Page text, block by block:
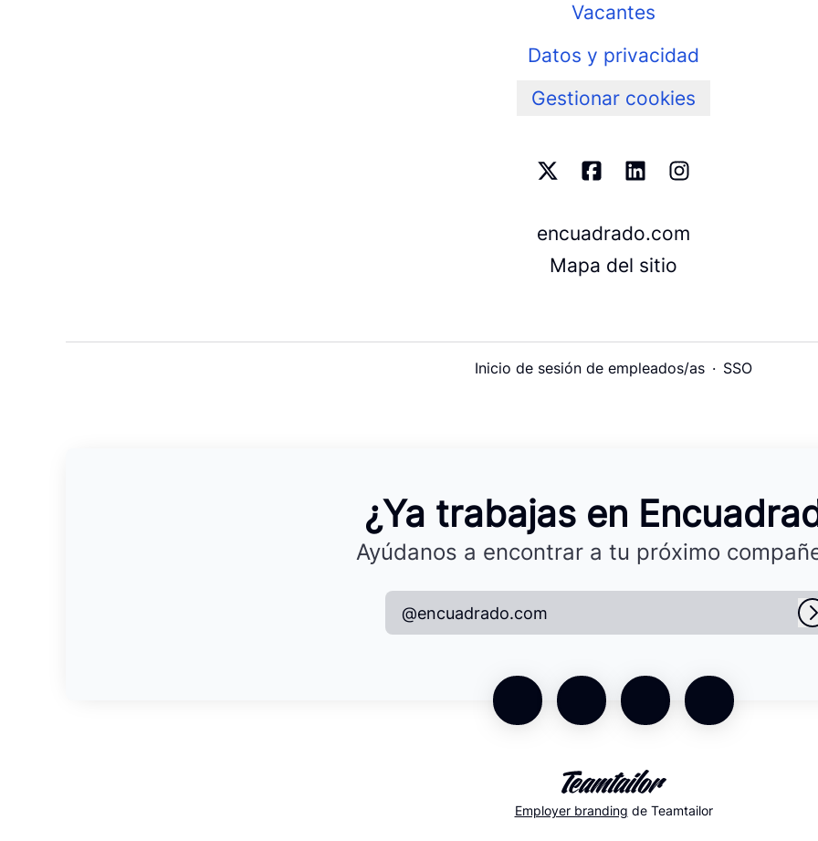
Vacantes
Datos y privacidad
Gestionar cookies
encuadrado.com
Mapa del sitio
Inicio de sesión de empleados/as · SSO
¿Ya trabajas en
Ayúdanos a encontrar a tu próximo
@encuadrado.com
Employer branding de Teamtailor